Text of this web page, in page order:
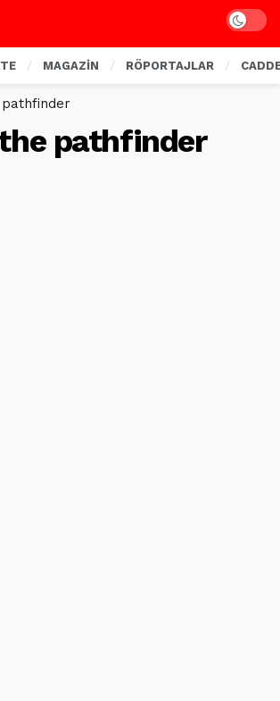
Dark
MAGAZİN RÖPORTAJLAR
pathfinder